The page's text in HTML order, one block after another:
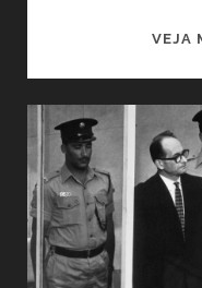
VEJA